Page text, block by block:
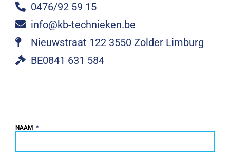
0476/92 59 15
info@kb-technieken.be
Nieuwstraat 122 3550 Zolder Limburg
BE0841 631 584
NAAM